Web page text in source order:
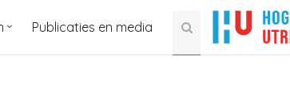
Publicaties en media